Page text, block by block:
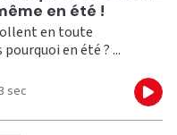
en été !
en toute
en été ? ...
sec